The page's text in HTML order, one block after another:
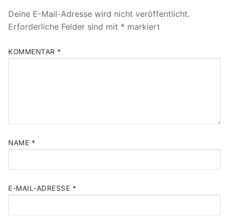
Deine E-Mail-Adresse wird nicht veröffentlicht.
Erforderliche Felder sind mit * markiert
KOMMENTAR *
NAME *
E-MAIL-ADRESSE *